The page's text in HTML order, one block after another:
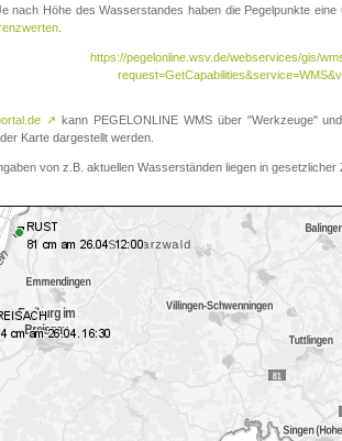
nach Höhe des Wasserstandes haben die Pegelpunkte
https://pegelonline.wsv.de/webservices/gis/
↗ kann PEGELONLINE WMS über "Werkzeuge"
Karte dargestellt werden.
von z.B. aktuellen Wasserständen liegen in gesetzlicher